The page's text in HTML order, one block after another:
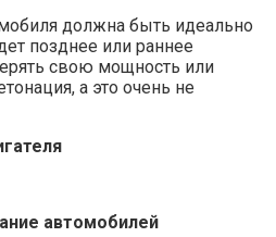
должна быть идеально
позднее или раннее
свою мощность или
а это очень не
автомобилей